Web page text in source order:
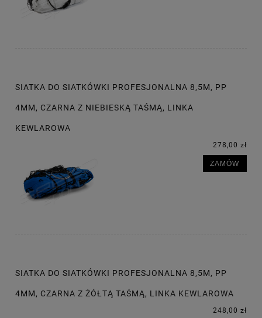
SIATKA DO SIATKÓWKI PROFESJONALNA 8,5M, PP
4MM, CZARNA Z NIEBIESKĄ TAŚMĄ, LINKA
KEWLAROWA
278,00 zł
ZAMÓW
SIATKA DO SIATKÓWKI PROFESJONALNA 8,5M, PP
4MM, CZARNA Z ŻÓŁTĄ TAŚMĄ, LINKA KEWLAROWA
248,00 zł